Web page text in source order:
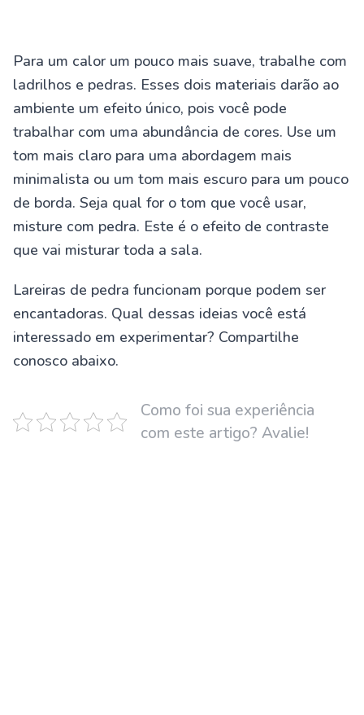
Para um calor um pouco mais suave, trabalhe com
ladrilhos e pedras. Esses dois materiais darão ao
ambiente um efeito único, pois você pode
trabalhar com uma abundância de cores. Use um
tom mais claro para uma abordagem mais
minimalista ou um tom mais escuro para um pouco
de borda. Seja qual for o tom que você usar,
misture com pedra. Este é o efeito de contraste
que vai misturar toda a sala.
Lareiras de pedra funcionam porque podem ser
encantadoras. Qual dessas ideias você está
interessado em experimentar? Compartilhe
conosco abaixo.
Como foi sua experiência
com este artigo? Avalie!